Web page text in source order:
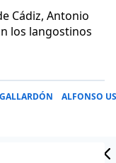
Cádiz, Antonio
los langostinos
ALFONSO